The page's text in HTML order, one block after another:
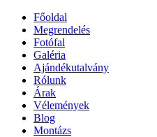
Főoldal
Megrendelés
Fotófal
Galéria
Ajándékutalvány
Rólunk
Árak
Vélemények
Blog
Montázs